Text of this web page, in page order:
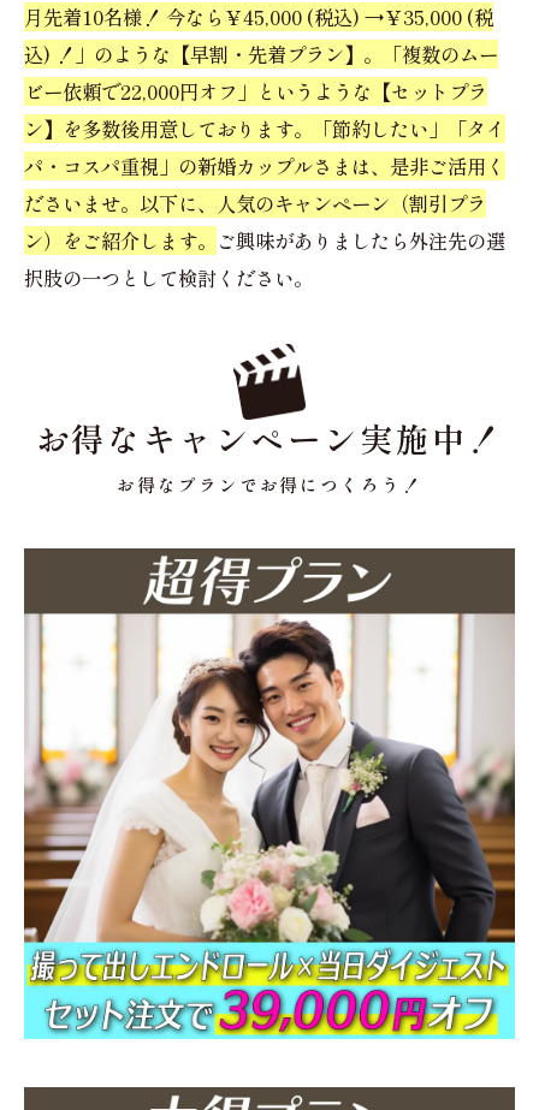
月先着10名様！ 今なら￥45,000 (税込) →￥35,000 (税
込) ！」のような【早割・先着プラン】。「複数のムー
ビー依頼で22,000円オフ」というような【セットプラ
ン】を多数後用意しております。「節約したい」「タイ
パ・コスパ重視」の新婚カップルさまは、是非ご活用く
ださいませ。以下に、人気のキャンペーン（割引プラ
ン）をご紹介します。 ご興味がありましたら外注先の選
択肢の一つとして検討ください。
お得なキャンペーン実施中！
お得なプランでお得につくろう！